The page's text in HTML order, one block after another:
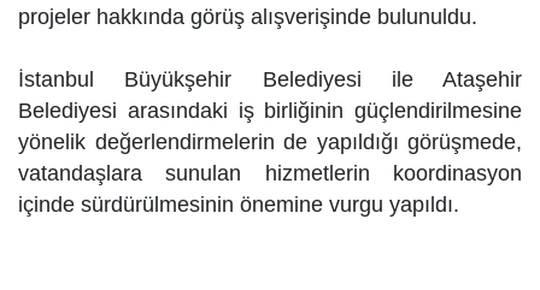
projeler hakkında görüş alışverişinde bulunuldu.
İstanbul Büyükşehir Belediyesi ile Ataşehir
Belediyesi arasındaki iş birliğinin güçlendirilmesine
yönelik değerlendirmelerin de yapıldığı görüşmede,
vatandaşlara sunulan hizmetlerin koordinasyon
içinde sürdürülmesinin önemine vurgu yapıldı.